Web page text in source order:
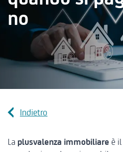
no
La plusvalenza immobiliare è il